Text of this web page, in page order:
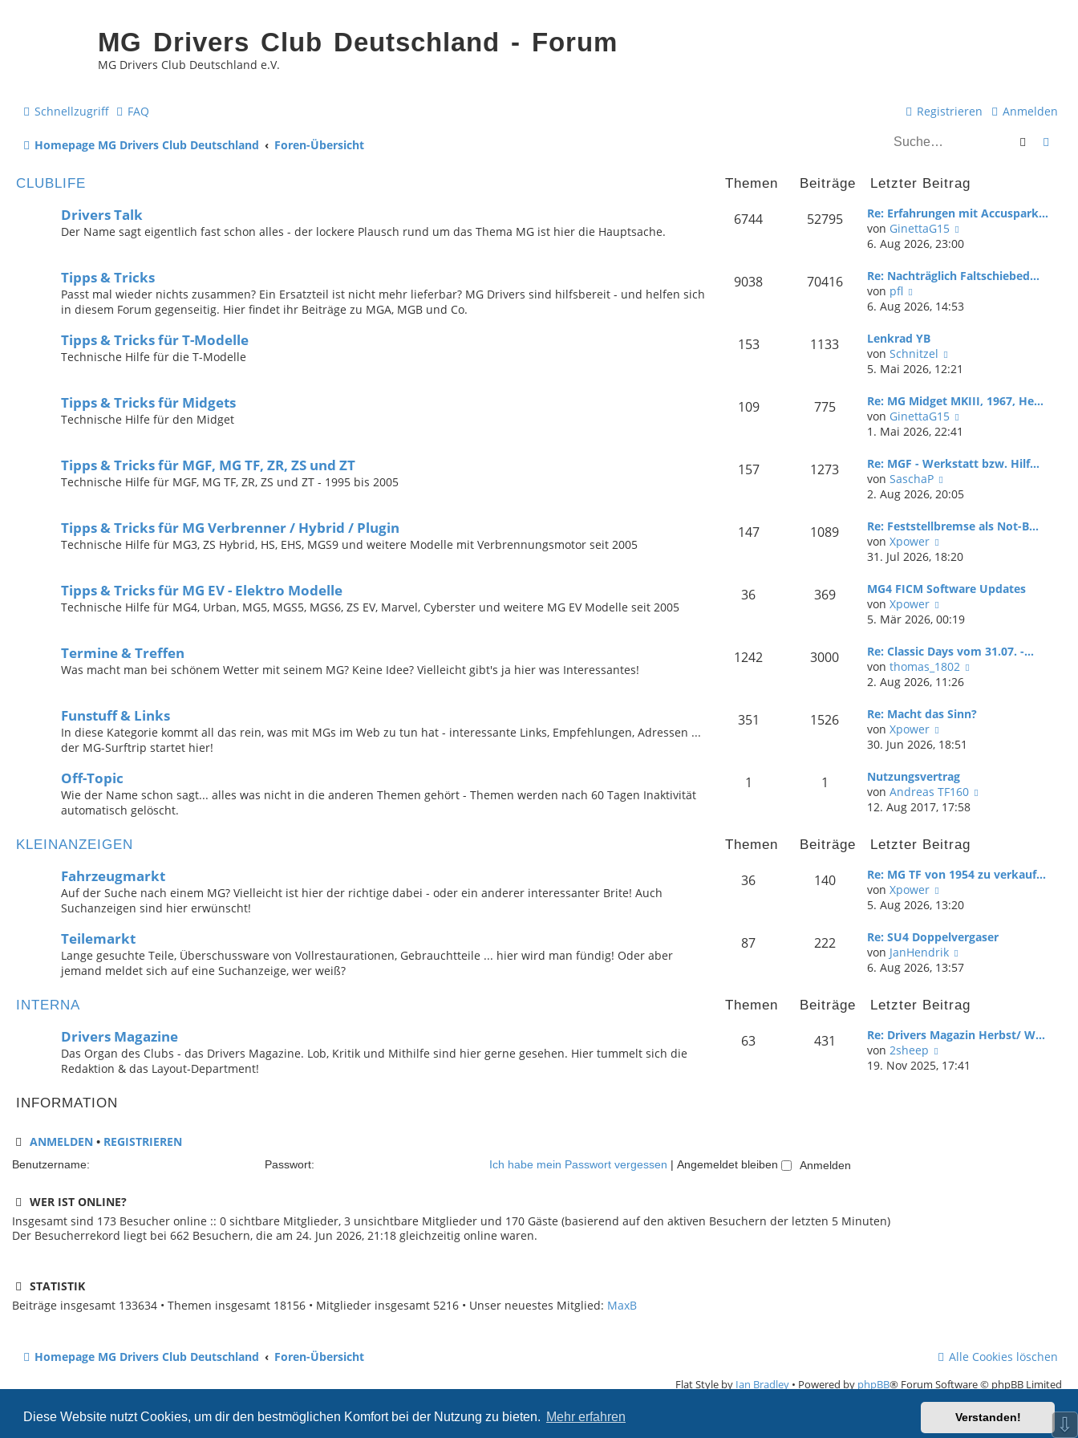
Diese Website nutzt Cookies, um dir den bestmöglichen Komfort bei der Nutzung zu bieten. Mehr erfahren Verstanden!
MG Drivers Club Deutschland - Forum
MG Drivers Club Deutschland e.V.
Schnellzugriff FAQ Anmelden
Registrieren
Homepage MG Drivers Club Deutschland Foren-Übersicht Suche
CLUBLIFE Themen Beiträge Letzter Beitrag
Drivers Talk
Der Name sagt eigentlich fast schon alles - der lockere Plausch rund um das Thema MG ist hier die Hauptsache.
6744 52795
Re: Erfahrungen mit Accuspark…
von GinettaG15
e
e
t
t
r
6. Aug 2026, 23:00
Tipps & Tricks
Passt mal wieder nichts zusammen? Ein Ersatzteil ist nicht mehr lieferbar? MG Drivers sind hilfsbereit - und helfen sich
in diesem Forum gegenseitig. Hier findet ihr Beiträge zu MGA, MGB und Co.
9038 70416
Re: Nachträglich Faltschiebed…
von pfl
e
e
s
t
r
B
e
r
a
g
6. Aug 2026, 14:53
Tipps & Tricks für T-Modelle
Technische Hilfe für die T-Modelle
153 1133
Lenkrad YB
von Schnitzel
e
e
s
t
r
e
t
r
a
g
5. Mai 2026, 12:21
Tipps & Tricks für Midgets
Technische Hilfe für den Midget
109 775
Re: MG Midget MKIII, 1967, He…
von GinettaG15
e
t
r
e
t
r
a
g
1. Mai 2026, 22:41
Tipps & Tricks für MGF, MG TF, ZR, ZS und ZT
Technische Hilfe für MGF, MG TF, ZR, ZS und ZT - 1995 bis 2005
157 1273
Re: MGF - Werkstatt bzw. Hilf…
von SaschaP
e
e
t
r
e
t
r
a
g
2. Aug 2026, 20:05
Tipps & Tricks für MG Verbrenner / Hybrid / Plugin
Technische Hilfe für MG3, ZS Hybrid, HS, EHS, MGS9 und weitere Modelle mit Verbrennungsmotor seit 2005
147 1089
Re: Feststellbremse als Not-B…
von Xpower
e
e
t
r
B
e
t
r
a
g
31. Jul 2026, 18:20
Tipps & Tricks für MG EV - Elektro Modelle
Technische Hilfe für MG4, Urban, MG5, MGS5, MGS6, ZS EV, Marvel, Cyberster und weitere MG EV Modelle seit 2005
36 369
MG4 FICM Software Updates
von Xpower
e
e
s
t
r
e
t
r
a
g
5. Mär 2026, 00:19
Termine & Treffen
Was macht man bei schönem Wetter mit seinem MG? Keine Idee? Vielleicht gibt's ja hier was Interessantes!
1242 3000
Re: Classic Days vom 31.07. -…
von thomas_1802
e
B
g
2. Aug 2026, 11:26
Funstuff & Links
In diese Kategorie kommt all das rein, was mit MGs im Web zu tun hat - interessante Links, Empfehlungen, Adressen ...
der MG-Surftrip startet hier!
351 1526
Re: Macht das Sinn?
von Xpower
e
e
s
t
B
i
r
g
30. Jun 2026, 18:51
Off-Topic
Wie der Name schon sagt... alles was nicht in die anderen Themen gehört - Themen werden nach 60 Tagen Inaktivität
automatisch gelöscht.
1 1
Nutzungsvertrag
von Andreas TF160
e
i
12. Aug 2017, 17:58
KLEINANZEIGEN Themen Beiträge Letzter Beitrag
Fahrzeugmarkt
Auf der Suche nach einem MG? Vielleicht ist hier der richtige dabei - oder ein anderer interessanter Brite! Auch
Suchanzeigen sind hier erwünscht!
36 140
Re: MG TF von 1954 zu verkauf…
von Xpower
e
e
s
t
B
i
r
5. Aug 2026, 13:20
Teilemarkt
Lange gesuchte Teile, Überschussware von Vollrestaurationen, Gebrauchtteile ... hier wird man fündig! Oder aber
jemand meldet sich auf eine Suchanzeige, wer weiß?
87 222
Re: SU4 Doppelvergaser
von JanHendrik
e
s
e
r
B
6. Aug 2026, 13:57
INTERNA Themen Beiträge Letzter Beitrag
Drivers Magazine
Das Organ des Clubs - das Drivers Magazine. Lob, Kritik und Mithilfe sind hier gerne gesehen. Hier tummelt sich die
Redaktion & das Layout-Department!
63 431
Re: Drivers Magazin Herbst/ W…
von 2sheep
e
19. Nov 2025, 17:41
INFORMATION
ANMELDEN • REGISTRIEREN
Benutzername: Passwort: Ich habe mein Passwort vergessen | Angemeldet bleiben
WER IST ONLINE?
Insgesamt sind 173 Besucher online :: 0 sichtbare Mitglieder, 3 unsichtbare Mitglieder und 170 Gäste (basierend auf den aktiven Besuchern der letzten 5 Minuten)
Der Besucherrekord liegt bei 662 Besuchern, die am 24. Jun 2026, 21:18 gleichzeitig online waren.
STATISTIK
Beiträge insgesamt 133634 • Themen insgesamt 18156 • Mitglieder insgesamt 5216 • Unser neuestes Mitglied: MaxB
Homepage MG Drivers Club Deutschland Foren-Übersicht Alle Cookies löschen
Flat Style by Ian Bradley • Powered by phpBB® Forum Software © phpBB Limited
Deutsche Übersetzung durchphpBB.de
⇩